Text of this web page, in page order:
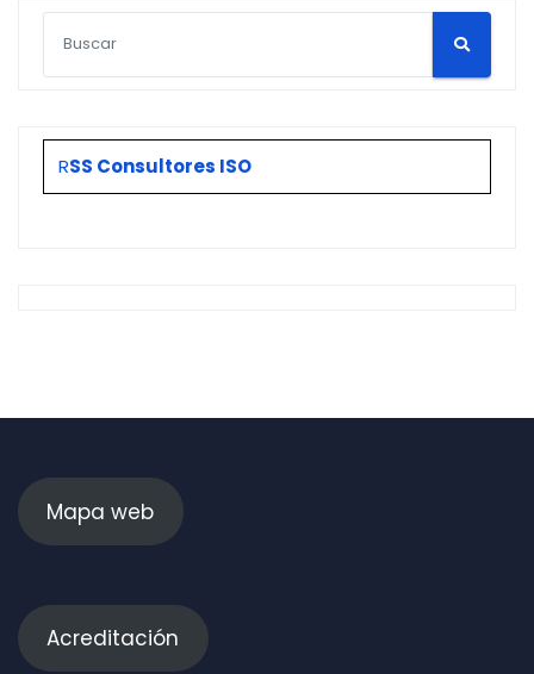
RSS Consultores ISO
Mapa web
Acreditación